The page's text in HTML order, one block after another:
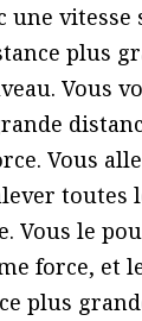
une vitesse
plus
Vous
Vous
toutes
Vous le
force, et
plus